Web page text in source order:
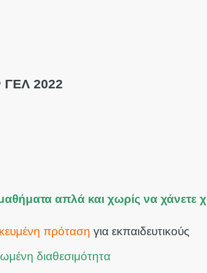
ΓΕΛ 2022
μαθήματα απλά και χωρίς να χάνετε
πρόταση για εκπαιδευτικούς
διαθεσιμότητα